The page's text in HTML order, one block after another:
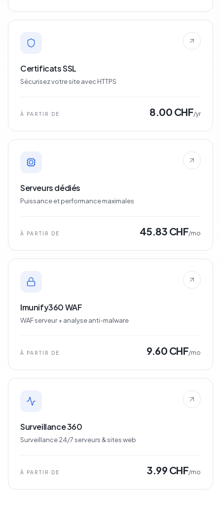
Certificats SSL
Sécurisez votre site avec HTTPS
À PARTIR DE 8.00 CHF/yr
Serveurs dédiés
Puissance et performance maximales
À PARTIR DE 45.83 CHF/mo
Imunify360 WAF
WAF serveur + analyse anti-malware
À PARTIR DE 9.60 CHF/mo
Surveillance 360
Surveillance 24/7 serveurs & sites web
À PARTIR DE 3.99 CHF/mo